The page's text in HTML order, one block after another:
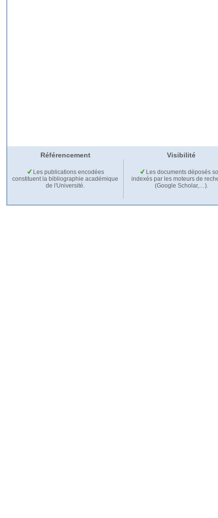
Référencement Visibilité
Les publications encodées
constituent la bibliographie académique
de l'Université.
Les documents déposés
indexés par les moteurs de
(Google Scholar,…).